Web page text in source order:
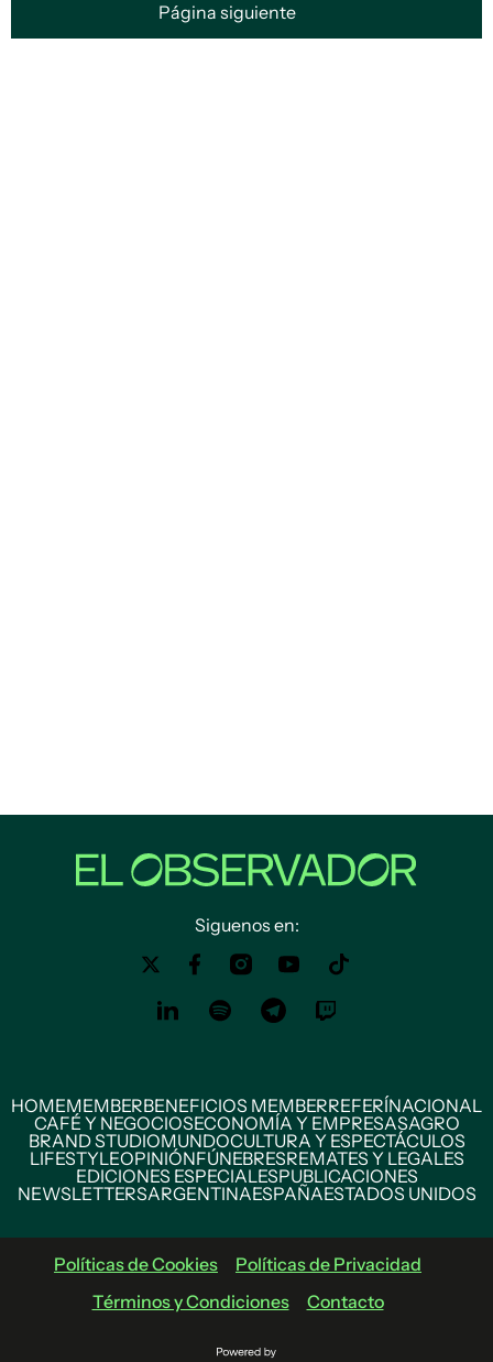
Página siguiente
Siguenos en:
HOMEMEMBERBENEFICIOS MEMBERREFERÍNACIONAL
CAFÉ Y NEGOCIOSECONOMÍA Y EMPRESASAGRO
BRAND STUDIOMUNDOCULTURA Y ESPECTÁCULOS
LIFESTYLEOPINIÓNFÚNEBRESREMATES Y LEGALES
EDICIONES ESPECIALESPUBLICACIONES
NEWSLETTERSARGENTINAESPAÑAESTADOS UNIDOS
Políticas de Cookies
Políticas de Privacidad
Términos y Condiciones
Contacto